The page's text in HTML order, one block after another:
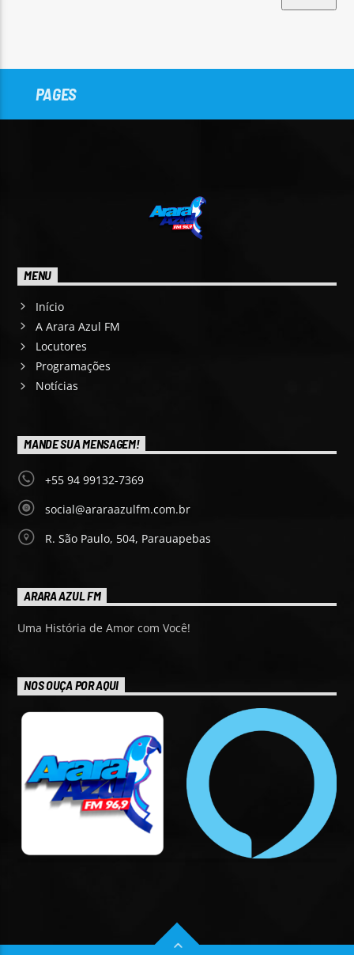
PAGES
MENU
Início
A Arara Azul FM
Locutores
Programações
Notícias
MANDE SUA MENSAGEM!
+55 94 99132-7369
social@araraazulfm.com.br
R. São Paulo, 504, Parauapebas
ARARA AZUL FM
Uma História de Amor com Você!
NOS OUÇA POR AQUI